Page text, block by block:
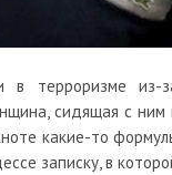
в терроризме из-
сидящая с ним
какие-то
записку, в